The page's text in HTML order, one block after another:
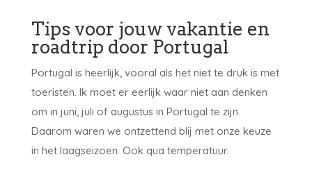
Tips voor jouw vakantie en
roadtrip door Portugal
Portugal is heerlijk, vooral als het niet te druk is met
toeristen. Ik moet er eerlijk waar niet aan denken
om in juni, juli of augustus in Portugal te zijn.
Daarom waren we ontzettend blij met onze keuze
in het laagseizoen. Ook qua temperatuur.